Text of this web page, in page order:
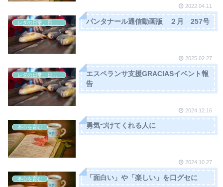
2022.04.11
パンタナール通信動画版 ２月 257号
2025.02.27
エスペランサ支援GRACIASイベント報
告
2024.12.16
本心を育む 勇気づけてくれる人に
2024.10.27
本心を育む 「面白い」や「楽しい」を口グセに